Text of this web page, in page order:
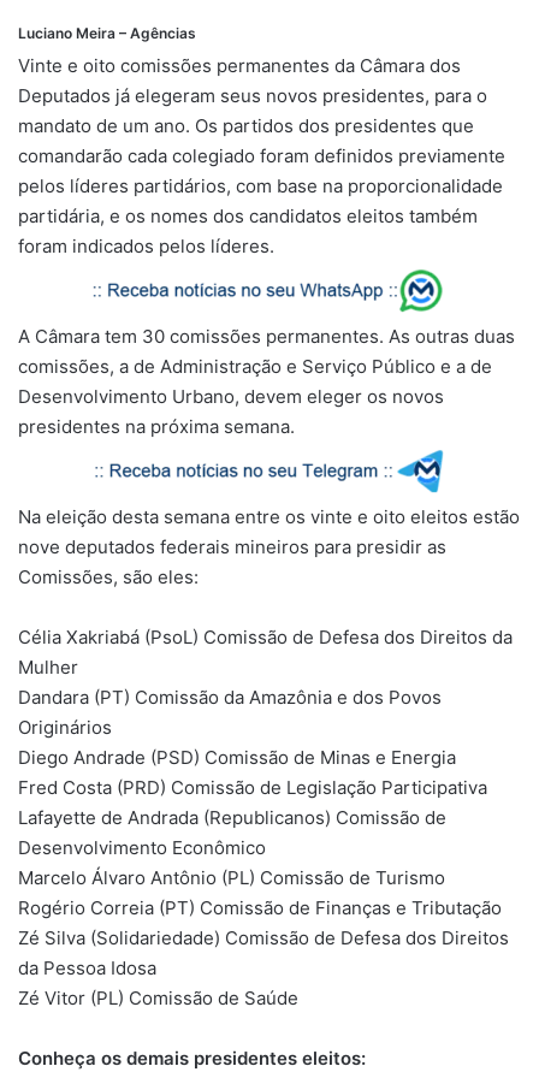
Luciano Meira – Agências
Vinte e oito comissões permanentes da Câmara dos
Deputados já elegeram seus novos presidentes, para o
mandato de um ano. Os partidos dos presidentes que
comandarão cada colegiado foram definidos previamente
pelos líderes partidários, com base na proporcionalidade
partidária, e os nomes dos candidatos eleitos também
foram indicados pelos líderes.
A Câmara tem 30 comissões permanentes. As outras duas
comissões, a de Administração e Serviço Público e a de
Desenvolvimento Urbano, devem eleger os novos
presidentes na próxima semana.
Na eleição desta semana entre os vinte e oito eleitos estão
nove deputados federais mineiros para presidir as
Comissões, são eles:
Célia Xakriabá (PsoL) Comissão de Defesa dos Direitos da
Mulher
Dandara (PT) Comissão da Amazônia e dos Povos
Originários
Diego Andrade (PSD) Comissão de Minas e Energia
Fred Costa (PRD) Comissão de Legislação Participativa
Lafayette de Andrada (Republicanos) Comissão de
Desenvolvimento Econômico
Marcelo Álvaro Antônio (PL) Comissão de Turismo
Rogério Correia (PT) Comissão de Finanças e Tributação
Zé Silva (Solidariedade) Comissão de Defesa dos Direitos
da Pessoa Idosa
Zé Vitor (PL) Comissão de Saúde
Conheça os demais presidentes eleitos: